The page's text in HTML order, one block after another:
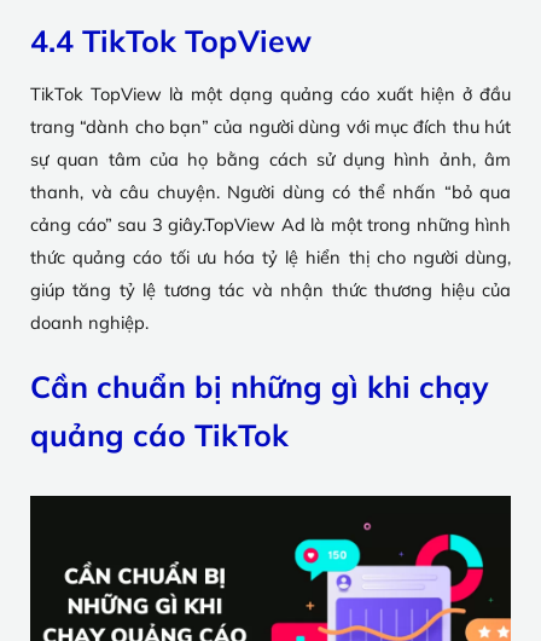
4.4 TikTok TopView
TikTok TopView là một dạng quảng cáo xuất hiện ở đầu
trang “dành cho bạn” của người dùng với mục đích thu hút
sự quan tâm của họ bằng cách sử dụng hình ảnh, âm
thanh, và câu chuyện. Người dùng có thể nhấn “bỏ qua
cảng cáo” sau 3 giây.TopView Ad là một trong những hình
thức quảng cáo tối ưu hóa tỷ lệ hiển thị cho người dùng,
giúp tăng tỷ lệ tương tác và nhận thức thương hiệu của
doanh nghiệp.
Cần chuẩn bị những gì khi chạy
quảng cáo TikTok